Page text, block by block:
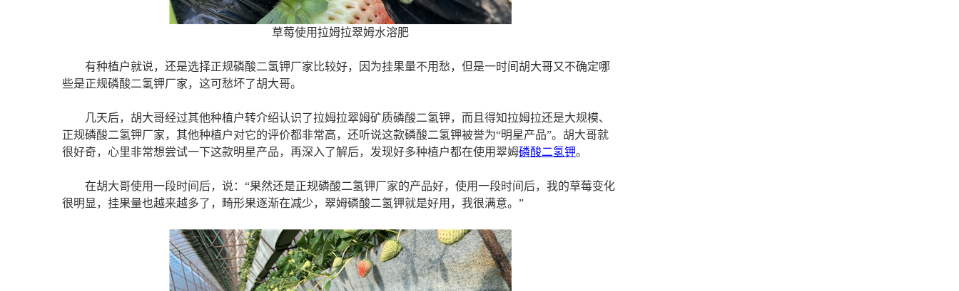
草莓使用拉姆拉翠姆水溶肥
有种植户就说，还是选择正规磷酸二氢钾厂家比较好，因为挂果量不用愁，但是一时间胡大哥又不确定哪
些是正规磷酸二氢钾厂家，这可愁坏了胡大哥。
几天后，胡大哥经过其他种植户转介绍认识了拉姆拉翠姆矿质磷酸二氢钾，而且得知拉姆拉还是大规模、
正规磷酸二氢钾厂家，其他种植户对它的评价都非常高，还听说这款磷酸二氢钾被誉为“明星产品”。胡大哥就
很好奇，心里非常想尝试一下这款明星产品，再深入了解后，发现好多种植户都在使用翠姆磷酸二氢钾。
在胡大哥使用一段时间后，说： “果然还是正规磷酸二氢钾厂家的产品好，使用一段时间后，我的草莓变化
很明显，挂果量也越来越多了，畸形果逐渐在减少，翠姆磷酸二氢钾就是好用，我很满意。”